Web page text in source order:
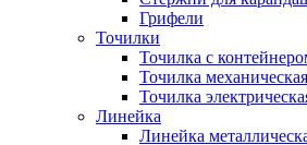
Грифели
Точилки
Точилка с
Точилка механическая
Точилка
Линейка
Линейка